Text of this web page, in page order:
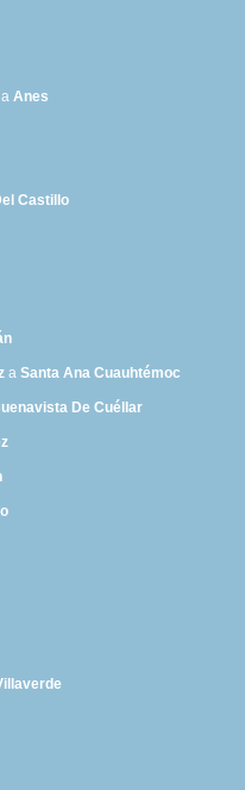
aAnes
Castillo
aSanta Ana Cuauhtémoc
De Cuéllar